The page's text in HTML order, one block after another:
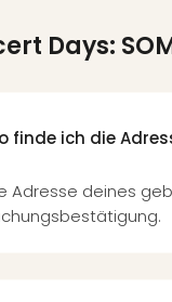
Days:
finde ich die
Adresse deines